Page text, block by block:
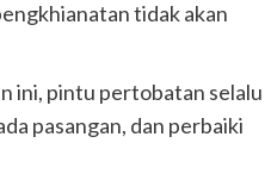
tidak akan
ini, pintu pertobatan selalu
pasangan, dan perbaiki